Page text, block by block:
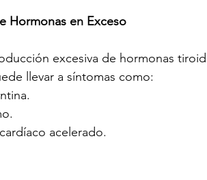
Hormonas en Exceso
excesiva de hormonas
llevar a síntomas como:
acelerado.